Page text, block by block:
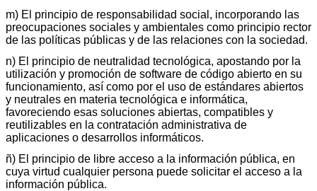
m) El principio de responsabilidad social, incorporando las
preocupaciones sociales y ambientales como principio rector
de las políticas públicas y de las relaciones con la sociedad.
n) El principio de neutralidad tecnológica, apostando por la
utilización y promoción de software de código abierto en su
funcionamiento, así como por el uso de estándares abiertos
y neutrales en materia tecnológica e informática,
favoreciendo esas soluciones abiertas, compatibles y
reutilizables en la contratación administrativa de
aplicaciones o desarrollos informáticos.
ñ) El principio de libre acceso a la información pública, en
cuya virtud cualquier persona puede solicitar el acceso a la
información pública.